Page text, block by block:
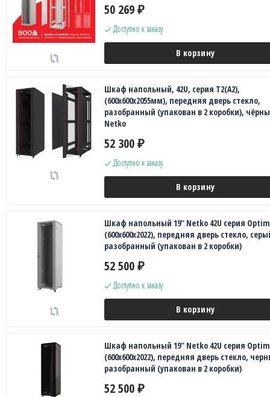
50 269 ₽
Доступно к заказу
В корзину
Шкаф напольный, 42U, серия T2(A2),
(600х600х2055мм), передняя дверь стекло,
разобранный (упакован в 2 коробки),
Netko
52 300 ₽
Доступно к заказу
В корзину
Шкаф напольный 19" Netko 42U серия
(600х600х2022), передняя дверь стекло,
разобранный (упакован в 2 коробки)
52 500 ₽
Доступно к заказу
В корзину
Шкаф напольный 19" Netko 42U серия
(600х600х2022), передняя дверь стекло,
разобранный (упакован в 2 коробки)
52 500 ₽